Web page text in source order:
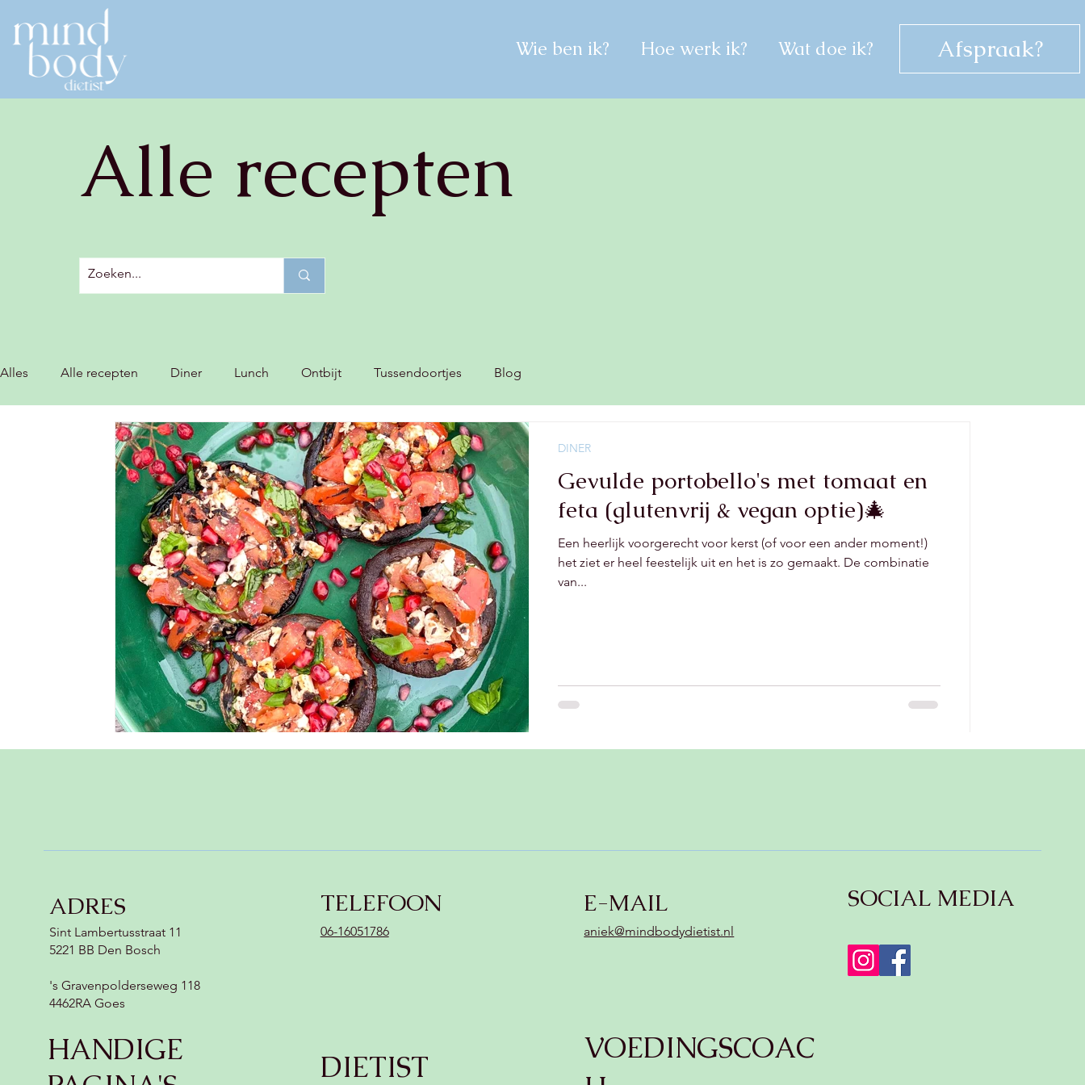
Wie ben ik? Hoe werk ik? Wat doe ik? Afspraak?
Alle recepten
Alles Alle recepten Diner Lunch Ontbijt Tussendoortjes Blog
Gevulde portobello's met tomaat en
feta (glutenvrij & vegan optie)🎄
Een heerlijk voorgerecht voor kerst (of voor een ander moment!)
het ziet er heel feestelijk uit en het is zo gemaakt. De combinatie
van...
DINER
HANDIGE
TELEFOON
06-16051786
E-MAIL
aniek@mindbodydietist.nl
SOCIAL MEDIA
ADRES
Sint Lambertusstraat 11
5221 BB Den Bosch
's Gravenpolderseweg 118
4462RA Goes
DIETIST
VOEDINGSCOAC